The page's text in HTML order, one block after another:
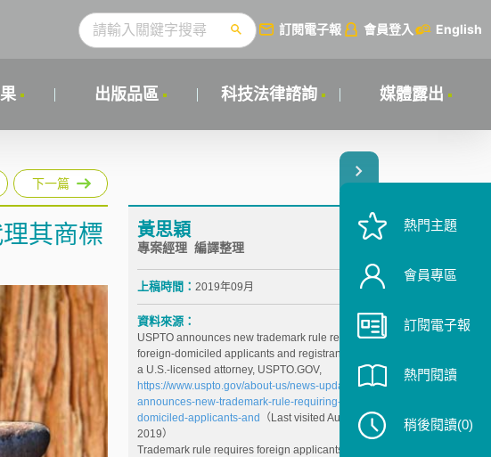
訂閱電子報 會員登入 English
出版品區 科技法律諮詢 媒體露出
下一篇
其商標
黃思穎
專案經理 編譯整理
上稿時間： 2019年09月
資料來源：
USPTO announces new trademark rule requiring
foreign-domiciled applicants and registrants to have
a U.S.-licensed attorney, USPTO.GOV,
https://www.uspto.gov/about-us/news-updates/uspto-
announces-new-trademark-rule-requiring-foreign-
domiciled-applicants-and
（Last visited Aug.28,
2019）
Trademark rule requires foreign applicants and
熱門主題
會員專區
訂閱電子報
熱門閱讀
稍後閱讀(0)